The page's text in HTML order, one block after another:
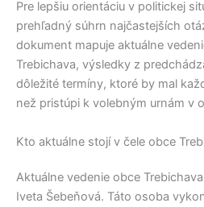
Pre lepšiu orientáciu v politickej
prehľadný súhrn najčastejších
dokument mapuje aktuálne
Trebichava, výsledky z
dôležité termíny, ktoré by mal
než pristúpi k volebným urnám v
Kto aktuálne stojí v čele obce
Aktuálne vedenie obce Trebichava
Iveta Šebeňová. Táto osoba